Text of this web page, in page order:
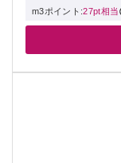
m3ポイント:27pt相当